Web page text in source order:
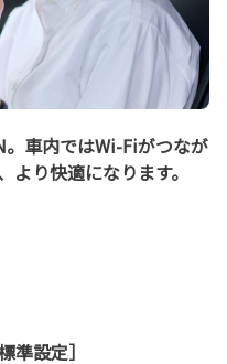
車内ではWi-Fiがつなが
より快適になります。
準設定］